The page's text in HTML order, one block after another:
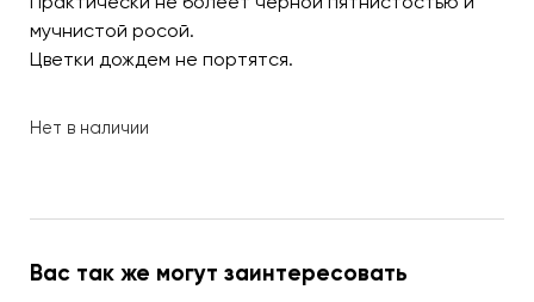
мучнистой росой.
Цветки дождем не портятся.
Нет в наличии
Вас так же могут заинтересовать